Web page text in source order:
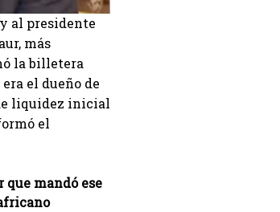
al presidente
más
la billetera
el dueño de
liquidez inicial
el
mandó ese